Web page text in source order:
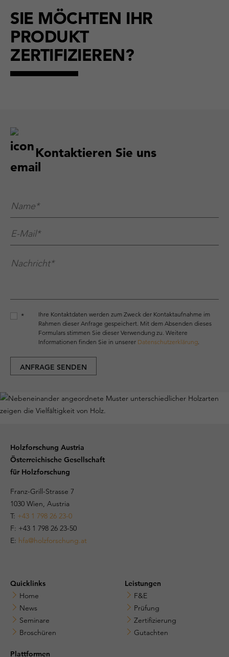
SIE MÖCHTEN IHR
PRODUKT
ZERTIFIZIEREN?
Kontaktieren Sie uns
Name**
E-Mail**
Nachricht**
*
Ihre Kontaktdaten werden zum Zweck der Kontaktaufnahme im
Rahmen dieser Anfrage gespeichert. Mit dem Absenden dieses
Formulars stimmen Sie dieser Verwendung zu. Weitere
Informationen finden Sie in unserer Datenschutzerklärung.
ANFRAGE SENDEN
Holzforschung Austria
Österreichische Gesellschaft
für Holzforschung
Franz-Grill-Strasse 7
1030 Wien, Austria
T: +43 1 798 26 23-0
​​F: +43 1 798 26 23-50
E: hfa@holzforschung.at
Quicklinks
Home
News
Seminare
Broschüren
Leistungen
F&E
Prüfung
Zertifizierung
Gutachten
Plattformen